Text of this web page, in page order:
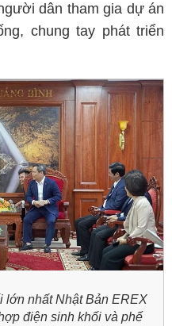
dân tham gia dự án
chung tay phát triển
lớn nhất Nhật Bản EREX
điện sinh khối và phế